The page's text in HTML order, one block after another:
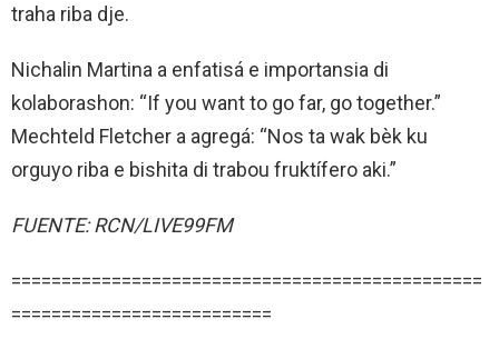
traha riba dje.
Nichalin Martina a enfatisá e importansia di
kolaborashon: “If you want to go far, go together.”
Mechteld Fletcher a agregá: “Nos ta wak bèk ku
orguyo riba e bishita di trabou fruktífero aki.”
FUENTE: RCN/LIVE99FM
===============================================
==========================